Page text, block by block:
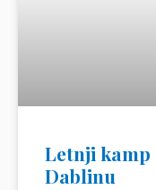
Letnji kamp
Dablinu